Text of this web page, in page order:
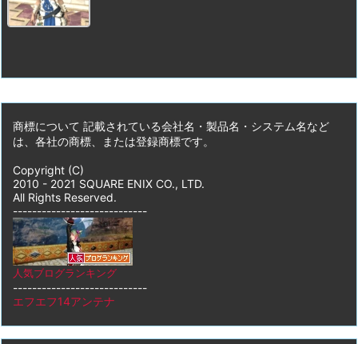
商標について 記載されている会社名・製品名・システム名など
は、各社の商標、または登録商標です。
Copyright (C)
2010 - 2021 SQUARE ENIX CO., LTD.
All Rights Reserved.
----------------------------
人気ブログランキング
----------------------------
エフエフ14アンテナ